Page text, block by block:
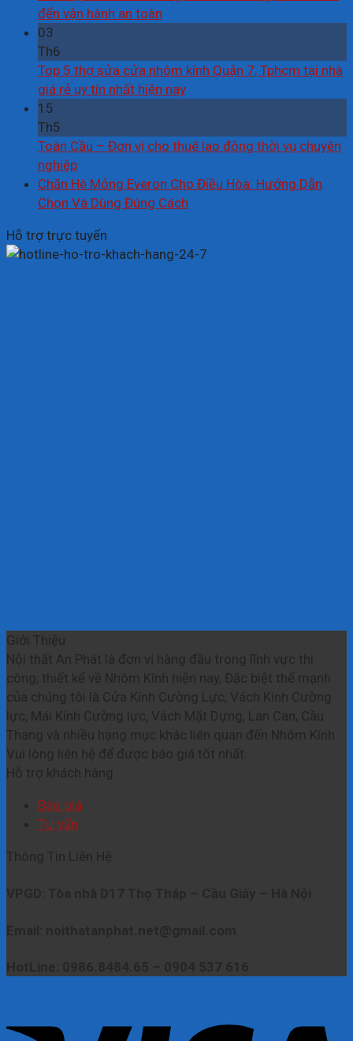
đến vận hành an toàn
03
Th6
Top 5 thợ sửa cửa nhôm kính Quận 7, Tphcm tại nhà
giá rẻ uy tín nhất hiện nay
15
Th5
Toàn Cầu – Đơn vị cho thuê lao động thời vụ chuyên
nghiệp
Chăn Hè Mỏng Everon Cho Điều Hòa: Hướng Dẫn
Chọn Và Dùng Đúng Cách
Hỗ trợ trực tuyến
Giới Thiệu
Nội thất An Phát là đơn vị hàng đầu trong lĩnh vực thi
công, thiết kế về Nhôm Kính hiện nay, Đặc biệt thế mạnh
của chúng tôi là Cửa Kính Cường Lực, Vách Kính Cường
lực, Mái Kính Cường lực, Vách Mặt Dựng, Lan Can, Cầu
Thang và nhiều hạng mục khác liên quan đến Nhôm Kính.
Vui lòng liên hệ để được báo giá tốt nhất.
Hỗ trợ khách hàng
Báo giá
Tư vấn
Thông Tin Liên Hệ